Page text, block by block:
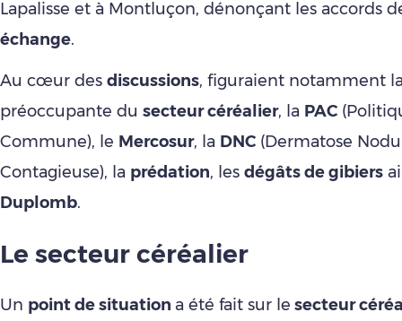
Lapalisse et à Montluçon, dénonçant les accords
échange.
Au cœur des discussions, figuraient notamment
préoccupante du secteur céréalier, la PAC
Commune), le Mercosur, la DNC (Dermatose
Contagieuse), la prédation, les dégâts de gibiers
Duplomb.
Le secteur céréalier
Un point de situation a été fait sur le secteur